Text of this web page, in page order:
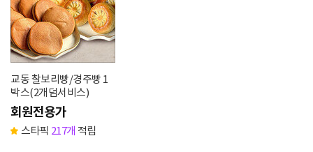
교동 찰보리빵/경주빵 1
박스(2개덤서비스)
회원전용가
스타픽 217개 적립